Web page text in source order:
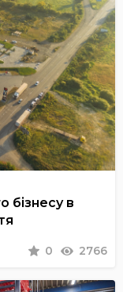
бізнесу в
0 2766